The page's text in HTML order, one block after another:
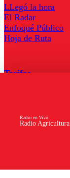
Radio Agricultura
Radio en Vivo
LLegó la hora
El Radar
Enfoqué Público
Hoja de Ruta
Tarifas